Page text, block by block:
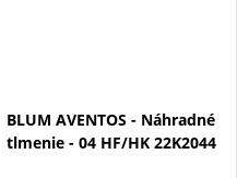
BLUM AVENTOS - Náhradné
tlmenie - 04 HF/HK 22K2044